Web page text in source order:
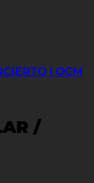
I OCM
/